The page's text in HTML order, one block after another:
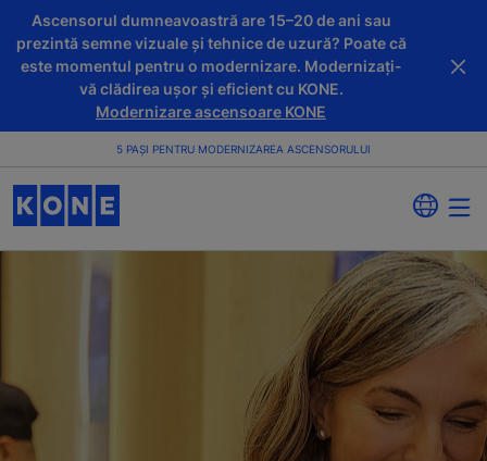
Ascensorul dumneavoastră are 15–20 de ani sau
prezintă semne vizuale și tehnice de uzură? Poate că
este momentul pentru o modernizare. Modernizați-
vă clădirea ușor și eficient cu KONE.
Modernizare ascensoare KONE
5 PAȘI PENTRU MODERNIZAREA ASCENSORULUI